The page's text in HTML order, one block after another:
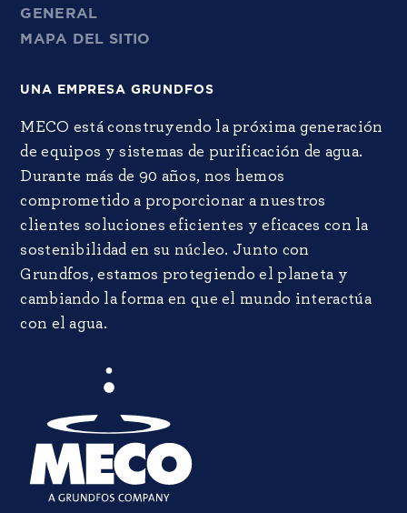
GENERAL
MAPA DEL SITIO
UNA EMPRESA GRUNDFOS
MECO está construyendo la próxima generación
de equipos y sistemas de purificación de agua.
Durante más de 90 años, nos hemos
comprometido a proporcionar a nuestros
clientes soluciones eficientes y eficaces con la
sostenibilidad en su núcleo. Junto con
Grundfos, estamos protegiendo el planeta y
cambiando la forma en que el mundo interactúa
con el agua.